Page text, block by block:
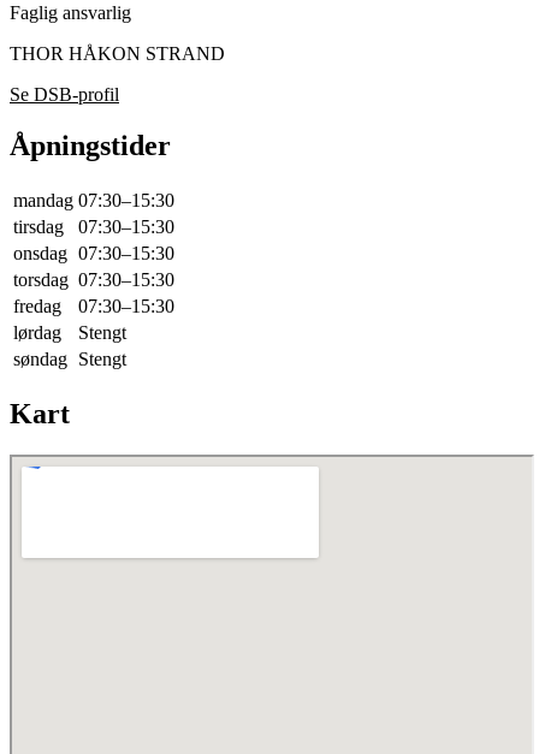
Faglig ansvarlig
THOR HÅKON STRAND
Se DSB-profil
Åpningstider
mandag 07:30–15:30
tirsdag
07:30–15:30
onsdag 07:30–15:30
torsdag 07:30–15:30
fredag
07:30–15:30
lørdag
Stengt
søndag Stengt
Kart